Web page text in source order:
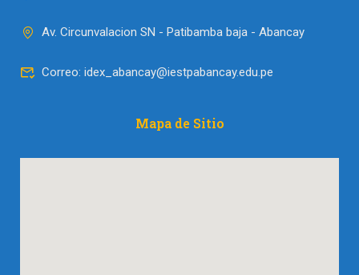
Av. Circunvalacion SN - Patibamba baja - Abancay
Correo: idex_abancay@iestpabancay.edu.pe
Mapa de Sitio​